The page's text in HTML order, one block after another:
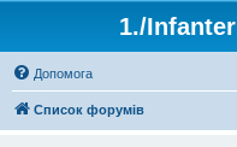
1./
Допомога
Список форумів